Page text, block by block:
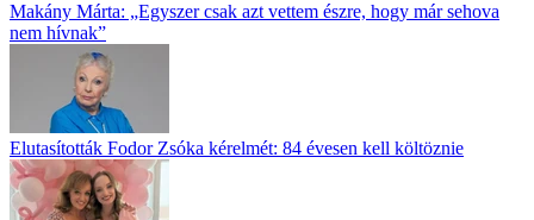
Makány Márta: „Egyszer csak azt vettem észre, hogy már sehova
nem hívnak”
Elutasították Fodor Zsóka kérelmét: 84 évesen kell költöznie